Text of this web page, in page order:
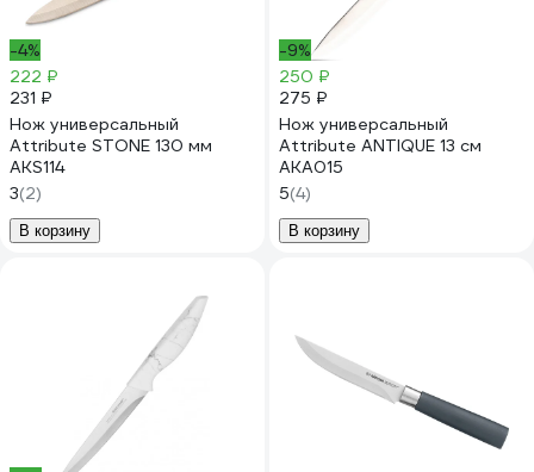
-4%
222 ₽
231 ₽
Нож универсальный
Attribute STONE 130 мм
AKS114
3(2)
В корзину
-9%
250 ₽
275 ₽
Нож универсальный
Attribute ANTIQUE 13 см
AKA015
5(4)
В корзину